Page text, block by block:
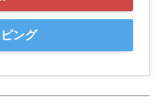
ング